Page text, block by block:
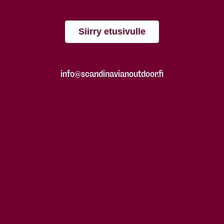
Siirry etusivulle
info@scandinavianoutdoor.fi